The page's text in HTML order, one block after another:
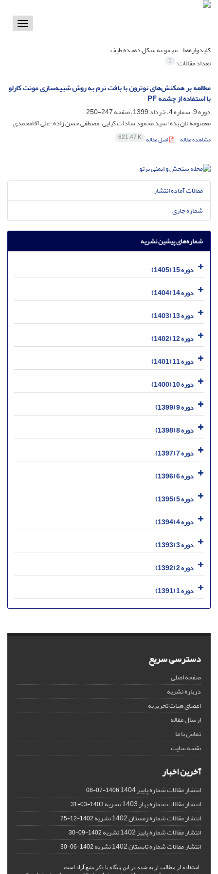
Toggle
کلیدواژه‌ها =مجموعه شکل دهنده طیف
تعداد مقالات: 1
مطالعه بر همکنش‌های نوترون با بافت نرم به روش شبیه‌سازی مونت کارلو
با استفاده از چشمه PF
دوره 9، شماره 4، خرداد 1399، صفحه
247-250
معصومه نان بده؛ سید محمود سادات کیایی؛ مصطفی حسن زاده؛ علی آقامحمدی
مشاهده مقاله اصل مقاله 621.47 K
مقالات آماده انتشار
شماره جاری
شماره‌های پیشین نشریه
دوره 15 (1405)
دوره 14 (1404)
دوره 13 (1403)
دوره 12 (1402)
دوره 11 (1401)
دوره 10 (1400)
دوره 9 (1399)
دوره 8 (1398)
دوره 7 (1397)
دوره 6 (1396)
دوره 5 (1395)
دوره 4 (1394)
دوره 3 (1393)
دوره 2 (1392)
دوره 1 (1391)
دسترسی سریع
صفحه اصلی
درباره نشریه
اعضای هیات تحریریه
ارسال مقاله
تماس با ما
نقشه سایت
آخرین اخبار
انتشار مقالات شماره پاییز 1404 1406-07-08
انتشار مقالات شماره بهار 1403 نشریه 1403-03-31
انتشار مقالات شماره زمستان 1402 نشریه 1402-12-25
انتشار مقالات شماره پاییز 1402 نشریه 1402-09-30
انتشار مقالات شماره تابستان 1402 نشریه 1402-06-30
استفاده از مطالب ارایه شده در این پایگاه با ذکر منبع آزاد است.